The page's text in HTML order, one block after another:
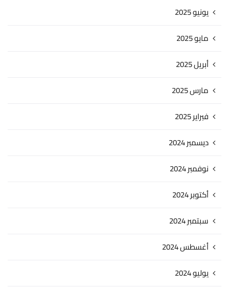
يونيو 2025
مايو 2025
أبريل 2025
مارس 2025
فبراير 2025
ديسمبر 2024
نوفمبر 2024
أكتوبر 2024
سبتمبر 2024
أغسطس 2024
يوليو 2024